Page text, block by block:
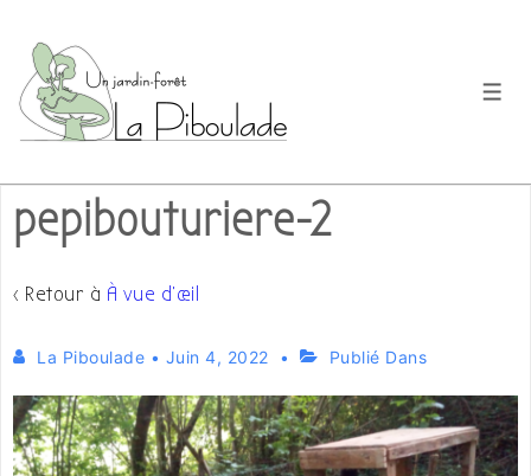
passer
contenu
principal
pepibouturiere-2
‹ Retour à À vue d’œil
La Piboulade • Juin 4, 2022 Publié Dans